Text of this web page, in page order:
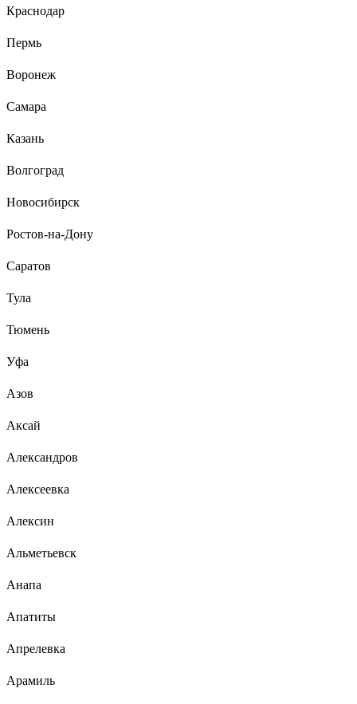
Краснодар
Пермь
Воронеж
Самара
Казань
Волгоград
Новосибирск
Ростов-на-Дону
Саратов
Тула
Тюмень
Уфа
Азов
Аксай
Александров
Алексеевка
Алексин
Альметьевск
Анапа
Апатиты
Апрелевка
Арамиль